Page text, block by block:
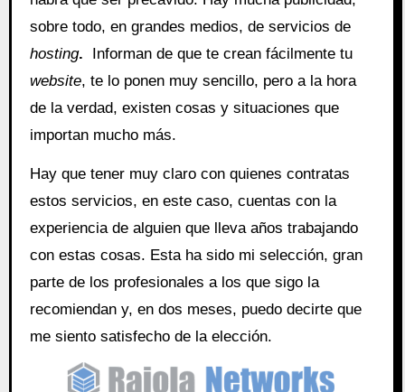
sobre todo, en grandes medios, de servicios de
hosting. Informan de que te crean fácilmente tu
website, te lo ponen muy sencillo, pero a la hora
de la verdad, existen cosas y situaciones que
importan mucho más.
Hay que tener muy claro con quienes contratas
estos servicios, en este caso, cuentas con la
experiencia de alguien que lleva años trabajando
con estas cosas. Esta ha sido mi selección, gran
parte de los profesionales a los que sigo la
recomiendan y, en dos meses, puedo decirte que
me siento satisfecho de la elección.